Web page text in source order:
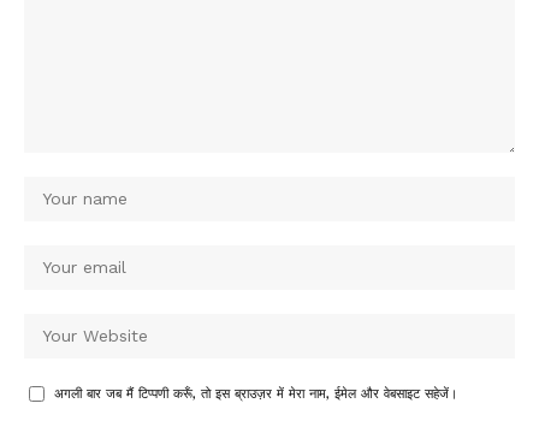
अगली बार जब मैं टिप्पणी करूँ, तो इस ब्राउज़र में मेरा नाम, ईमेल और वेबसाइट सहेजें।